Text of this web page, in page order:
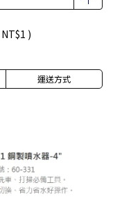
NT$1 )
運送方式